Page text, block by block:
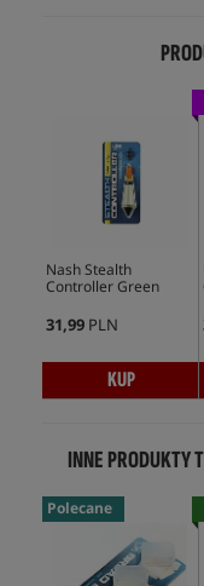
Nash Stealth
Controller Green
31,99 PLN
KUP
INNE PRODUKTY
Polecane